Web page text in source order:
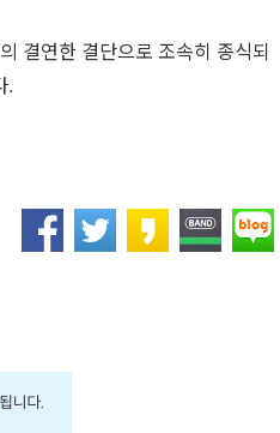
결연한 결단으로 조속히 종식되
.